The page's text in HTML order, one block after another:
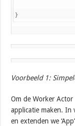
Voorbeeld 1:
Om de Worker
applicatie maken. In
en extenden we